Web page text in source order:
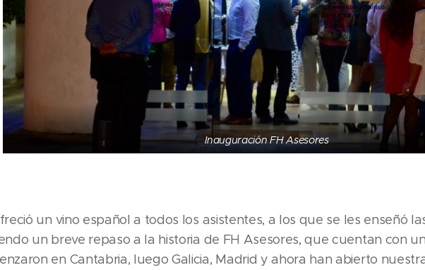
Inauguración FH Asesores
un vino español a todos los asistentes, a los que se les enseñó
un breve repaso a la historia de FH Asesores, que cuentan con
en Cantabria, luego Galicia, Madrid y ahora han abierto